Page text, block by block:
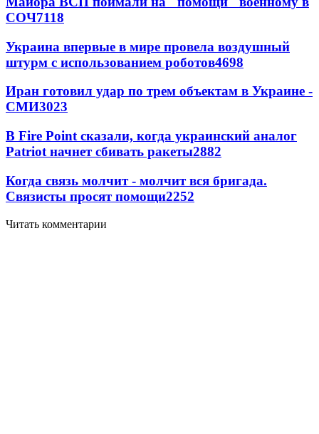
СОЧ7118
Украина впервые в мире провела воздушный
штурм с использованием роботов4698
Иран готовил удар по трем объектам в Украине -
СМИ3023
В Fire Point сказали, когда украинский аналог
Patriot начнет сбивать ракеты2882
Когда связь молчит - молчит вся бригада.
Связисты просят помощи2252
Читать комментарии